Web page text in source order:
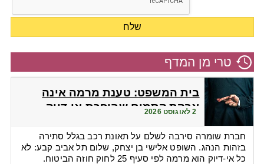
טרי מן המדף
בית המשפט: טענת מרמה אינה
אבקת קסמים שהופכת אי-דיוק
2 לאוגוסט 2026
חברת שומרה סירבה לשלם על תאונת רכב בגלל סתירה
בזהות הנהג. השופט אלישי בן יצחק, שלום תל אביב קבע: לא
כל אי-דיוק הוא מרמה לפי סעיף 25 לחוק חוזה הביטוח.